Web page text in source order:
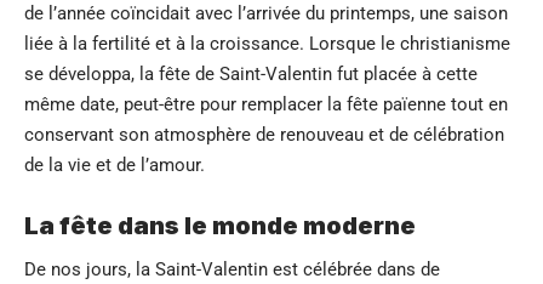
de l’année coïncidait avec l’arrivée du printemps, une saison
liée à la fertilité et à la croissance. Lorsque le christianisme
se développa, la fête de Saint-Valentin fut placée à cette
même date, peut-être pour remplacer la fête païenne tout en
conservant son atmosphère de renouveau et de célébration
de la vie et de l’amour.
La fête dans le monde moderne
De nos jours, la Saint-Valentin est célébrée dans de